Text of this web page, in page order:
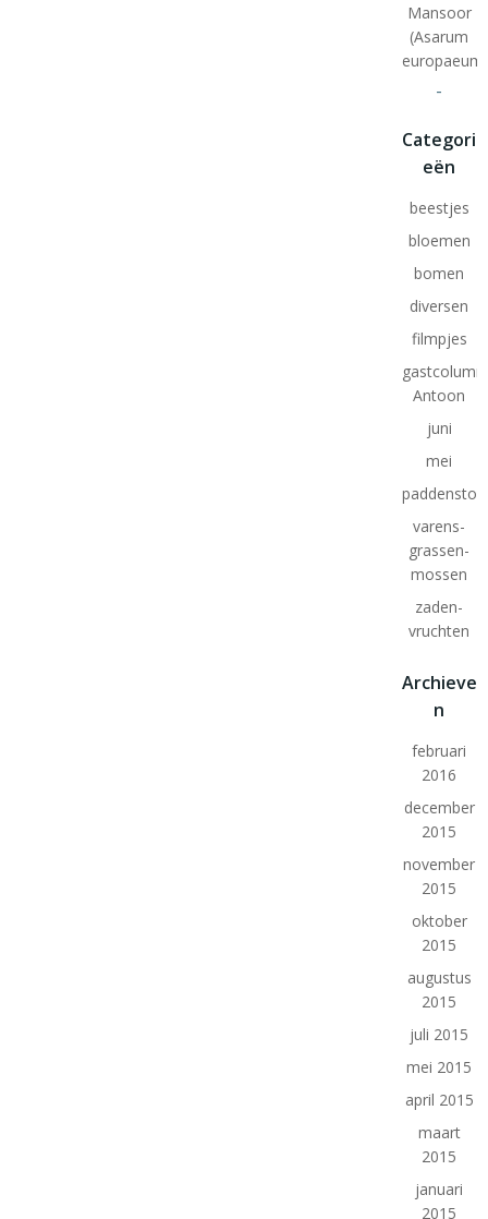
Mansoor
(Asarum
europaeum)
-
Categori
eën
beestjes
bloemen
bomen
diversen
filmpjes
gastcolumn
Antoon
juni
mei
varens-
grassen-
mossen
zaden-
vruchten
Archieve
n
februari
2016
december
2015
november
2015
oktober
2015
augustus
2015
juli 2015
mei 2015
april 2015
maart
2015
januari
2015